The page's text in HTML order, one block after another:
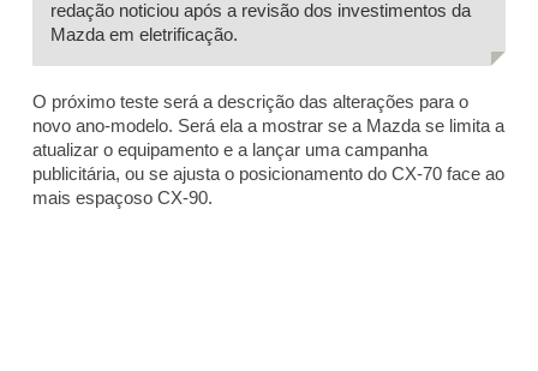
redação noticiou após a revisão dos investimentos da
Mazda em eletrificação.
O próximo teste será a descrição das alterações para o
novo ano-modelo. Será ela a mostrar se a Mazda se limita a
atualizar o equipamento e a lançar uma campanha
publicitária, ou se ajusta o posicionamento do CX-70 face ao
mais espaçoso CX-90.